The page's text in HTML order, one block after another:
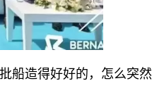
船造得好好的，怎么突然